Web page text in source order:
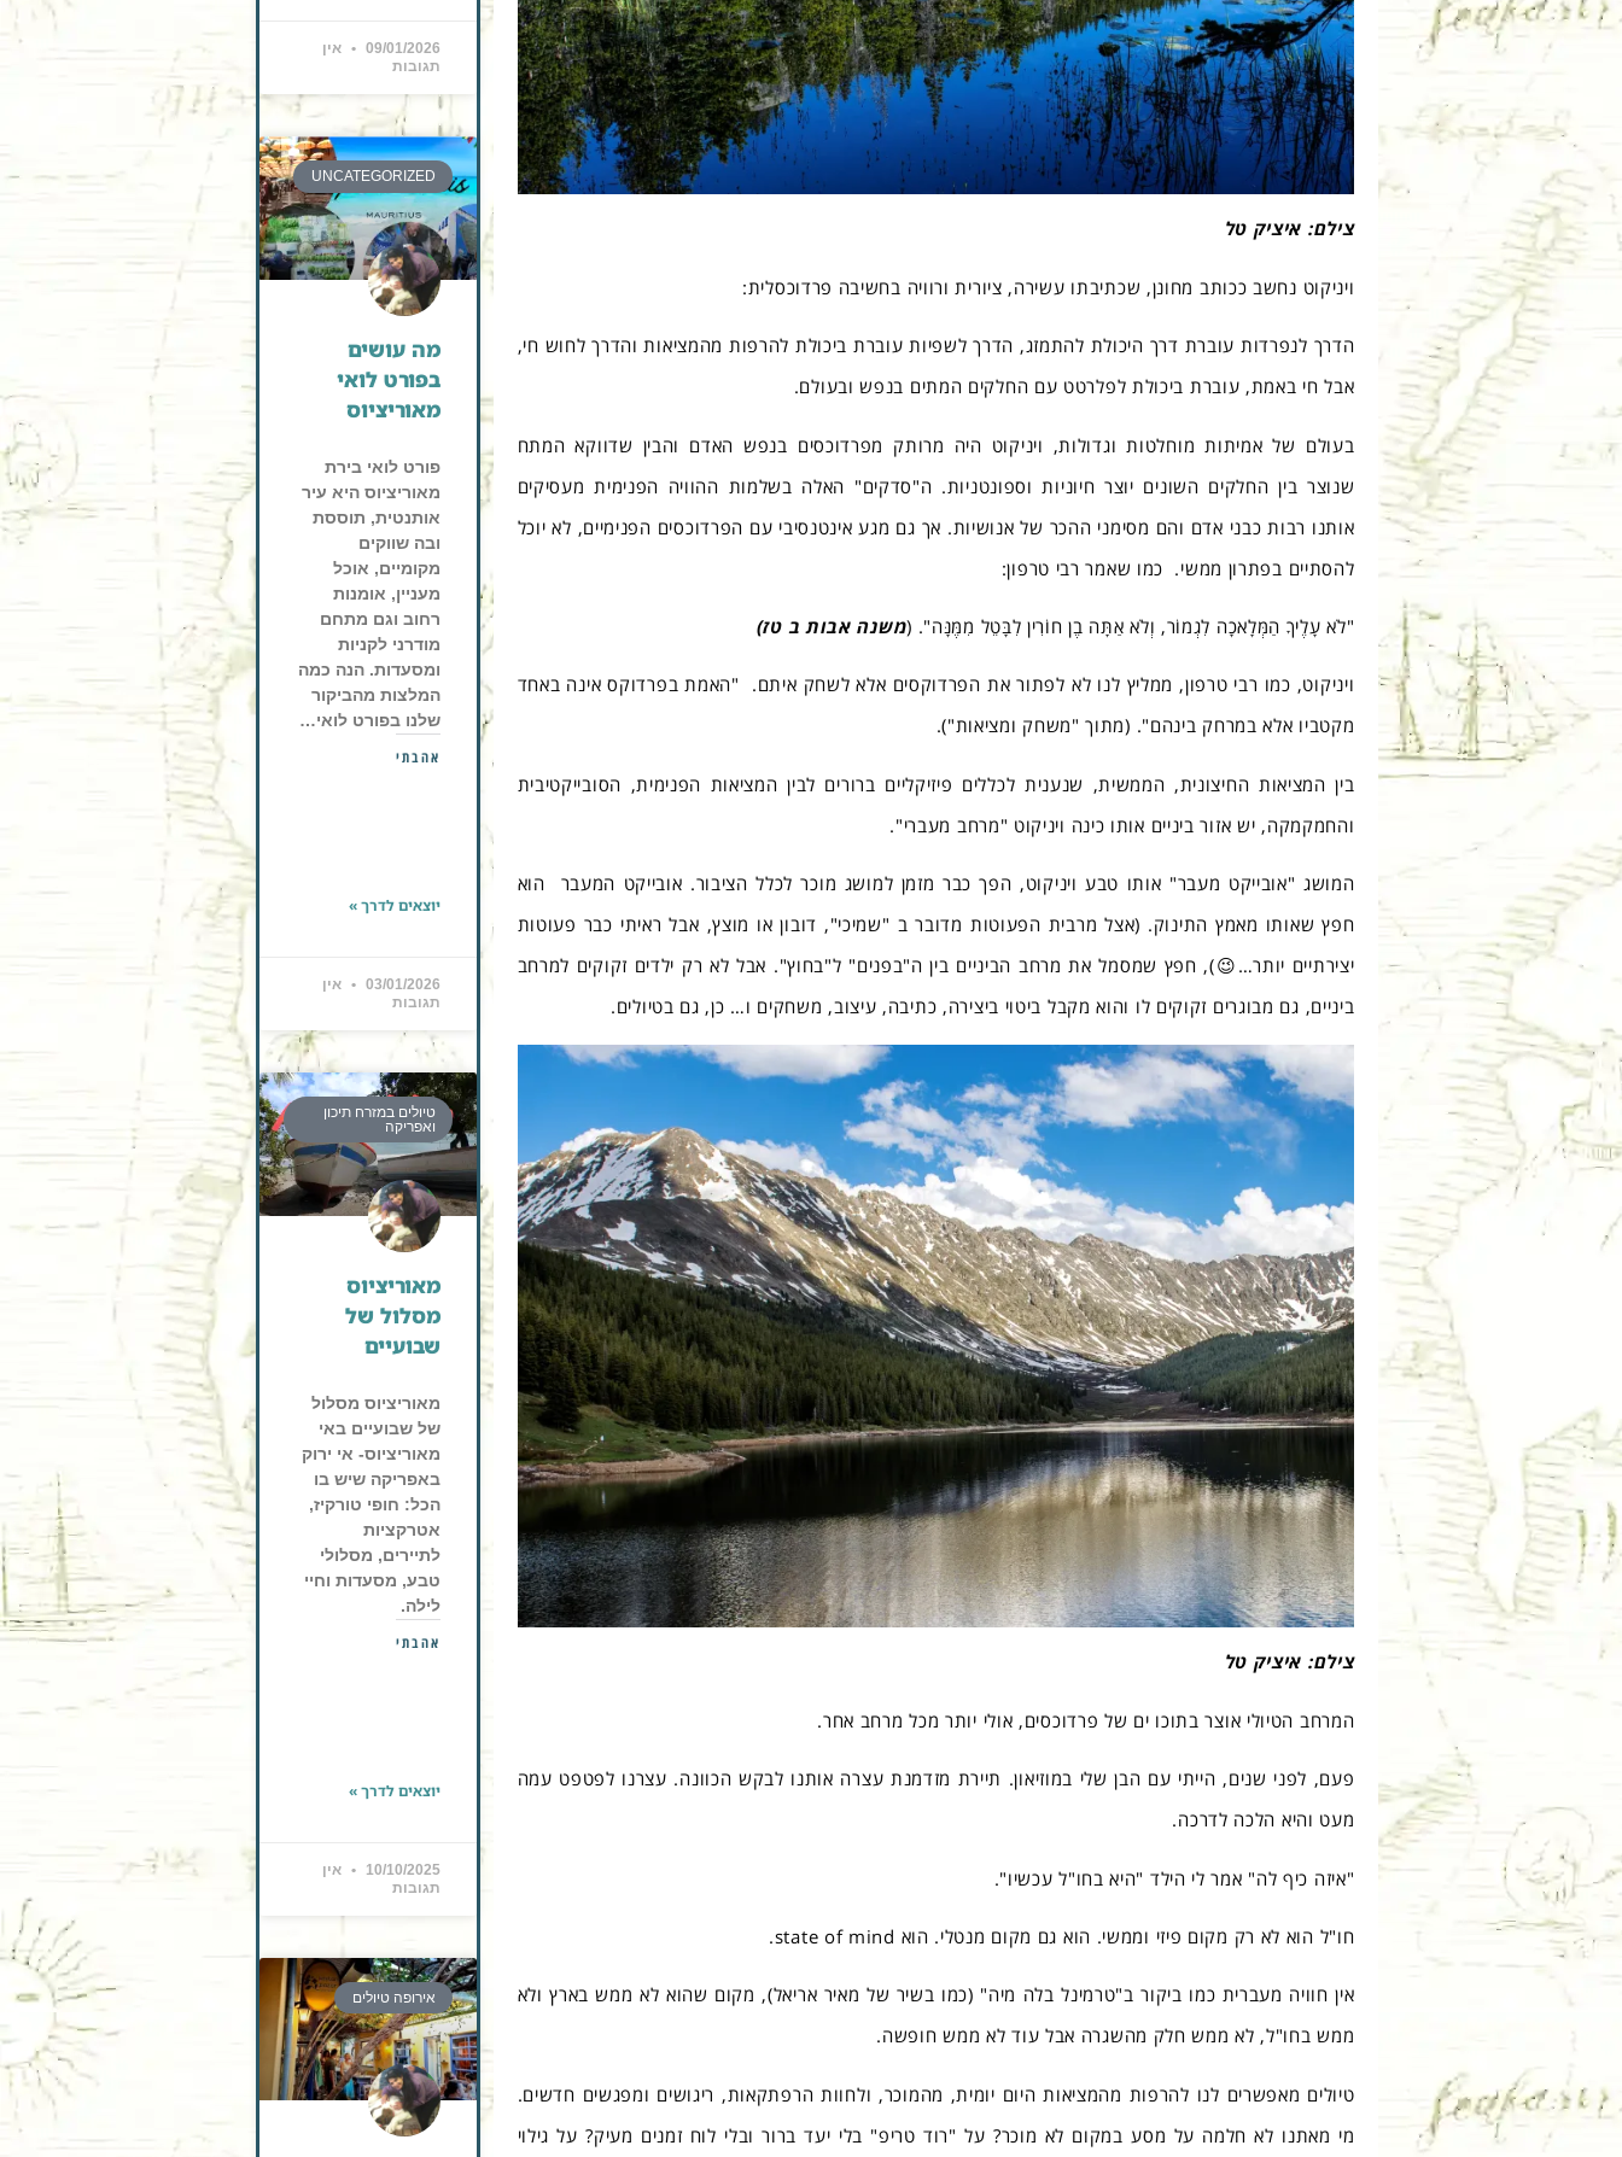
צילם: איציק טל
ויניקוט נחשב ככותב מחונן, שכתיבתו עשירה, ציורית ורוויה בחשיבה פרדוכסלית:
הדרך לנפרדות עוברת דרך היכולת להתמזג, הדרך לשפיות עוברת ביכולת להרפות מהמציאות והדרך לחוש חי,
אבל חי באמת, עוברת ביכולת לפלרטט עם החלקים המתים בנפש ובעולם.
בעולם של אמיתות מוחלטות וגדולות, ויניקוט היה מרותק מפרדוכסים בנפש האדם והבין שדווקא המתח
שנוצר בין החלקים השונים יוצר חיוניות וספונטניות. ה"סדקים" האלה בשלמות ההוויה הפנימית מעסיקים
אותנו רבות כבני אדם והם מסימני ההכר של אנושיות. אך גם מגע אינטנסיבי עם הפרדוכסים הפנימיים, לא יוכל
להסתיים בפתרון ממשי. כמו שאמר רבי טרפון:
"לֹא עָלֶיךָ הַמְּלָאכָה לִגְמוֹר, וְלֹא אַתָּה בֶן חוֹרִין לִבָּטֵל מִמֶּנָּה". (משנה אבות ב טז)
ויניקוט, כמו רבי טרפון, ממליץ לנו לא לפתור את הפרדוקסים אלא לשחק איתם. "האמת בפרדוקס אינה באחד
מקטביו אלא במרחק בינהם". (מתוך "משחק ומציאות").
בין המציאות החיצונית, הממשית, שנענית לכללים פיזיקליים ברורים לבין המציאות הפנימית, הסובייקטיבית
והחמקמקה, יש אזור ביניים אותו כינה ויניקוט "מרחב מעברי".
המושג "אובייקט מעבר" אותו טבע ויניקוט, הפך כבר מזמן למושג מוכר לכלל הציבור. אובייקט המעבר הוא
חפץ שאותו מאמץ התינוק. (אצל מרבית הפעוטות מדובר ב "שמיכי", דובון או מוצץ, אבל ראיתי כבר פעוטות
יצירתיים יותר…😉), חפץ שמסמל את מרחב הביניים בין ה"בפנים" ל"בחוץ". אבל לא רק ילדים זקוקים למרחב
ביניים, גם מבוגרים זקוקים לו והוא מקבל ביטוי ביצירה, כתיבה, עיצוב, משחקים ו… כן, גם בטיולים.
צילם: איציק טל
המרחב הטיולי אוצר בתוכו ים של פרדוכסים, אולי יותר מכל מרחב אחר.
פעם, לפני שנים, הייתי עם הבן שלי במוזיאון. תיירת מזדמנת עצרה אותנו לבקש הכוונה. עצרנו לפטפט עמה
מעט והיא הלכה לדרכה.
"איזה כיף לה" אמר לי הילד "היא בחו"ל עכשיו".
חו"ל הוא לא רק מקום פיזי וממשי. הוא גם מקום מנטלי. הוא state of mind.
אין חוויה מעברית כמו ביקור ב"טרמינל בלה מיה" (כמו בשיר של מאיר אריאל), מקום שהוא לא ממש בארץ ולא
ממש בחו"ל, לא ממש חלק מהשגרה אבל עוד לא ממש חופשה.
טיולים מאפשרים לנו להרפות מהמציאות היום יומית, מהמוכר, ולחוות הרפתקאות, ריגושים ומפגשים חדשים.
מי מאתנו לא חלמה על מסע במקום לא מוכר? על "רוד טריפ" בלי יעד ברור ובלי לוח זמנים מעיק? על גילוי
09/01/2026
אין
תגובות
UNCATEGORIZED
מה עושים
בפורט לואי
מאוריציוס
פורט לואי בירת
מאוריציוס היא עיר
אותנטית, תוססת
ובה שווקים
מקומיים, אוכל
מעניין, אומנות
רחוב וגם מתחם
מודרני לקניות
ומסעדות. הנה כמה
המלצות מהביקור
שלנו בפורט לואי…
אהבתי
יוצאים לדרך »
03/01/2026
אין
תגובות
טיולים במזרח תיכון
ואפריקה
מאוריציוס
מסלול של
שבועיים
מאוריציוס מסלול
של שבועיים באי
מאוריציוס- אי ירוק
באפריקה שיש בו
הכל: חופי טורקיז,
אטרקציות
לתיירים, מסלולי
טבע, מסעדות וחיי
לילה.
אהבתי
יוצאים לדרך »
10/10/2025
אין
תגובות
אירופה טיולים